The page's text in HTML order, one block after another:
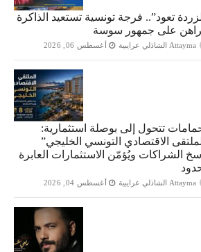
تعود”.. فرجة تونسية تستعيد الذاكرة
على جمهور سوسة
Attayma الشاذلي عرايبية أغسطس 06, 2026
تتحول إلى بوصلة استثمارية:
الاقتصادي التونسي الخليجي”
الشراكات ويُؤمّن الاستثمارات العابرة
Attayma الشاذلي عرايبية أغسطس 04, 2026